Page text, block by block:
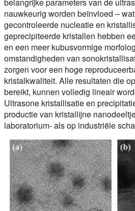
belangrijke parameters van de
nauwkeurig worden beïnvloed –
gecontroleerde nucleatie en
geprecipiteerde kristallen hebben
en een meer kubusvormige
omstandigheden van
zorgen voor een hoge
kristalkwaliteit. Alle resultaten die
bereikt, kunnen volledig lineair
Ultrasone kristallisatie en
productie van kristallijne
laboratorium- als op industriële